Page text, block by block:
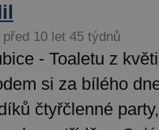
10 let 45 týdnů
- Toaletu z
si za bílého
čtyřčlenné